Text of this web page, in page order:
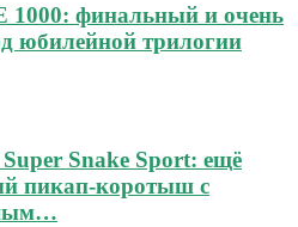
1000: финальный и очень
юбилейной трилогии
Snake Sport: ещё
пикап-коротыш с